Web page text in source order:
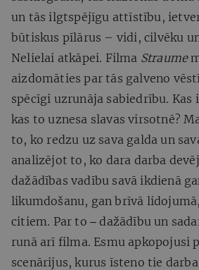
un tās ilgtspējīgu attīstību,
būtiskus pīlārus – vidi, cilvēku
Nelielai atkāpei. Filma Straume
aizdomāties par tās galveno
spēcīgi uzrunāja sabiedrību. Kas
kas to uznesa slavas virsotnē?
to, ko redzu uz sava galda un
analizējot to, ko dara darba
dažādības vadību savā ikdienā
likumdošanu, gan brīvā
citiem. Par to ‒ dažādību un
runā arī filma. Esmu apkopojusi
scenārijus, kurus īsteno tie